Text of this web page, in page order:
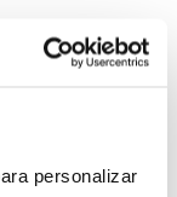
personalizar
en
los